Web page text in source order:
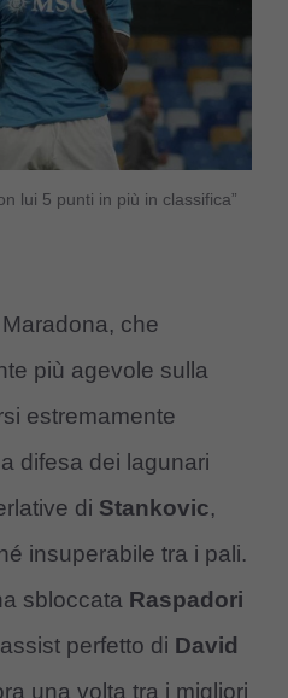
lui 5 punti in più in classifica”
che
più agevole sulla
estremamente
difesa dei lagunari
di Stankovic,
insuperabile tra i pali.
sbloccata Raspadori
perfetto di David
una volta tra i migliori